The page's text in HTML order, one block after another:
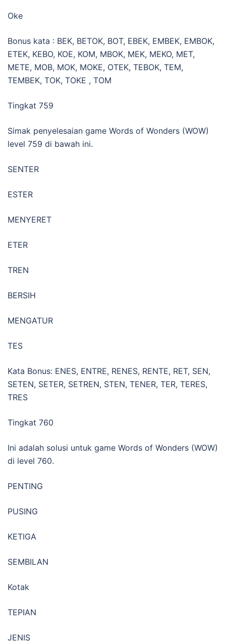
Oke
Bonus kata : BEK, BETOK, BOT, EBEK, EMBEK, EMBOK,
ETEK, KEBO, KOE, KOM, MBOK, MEK, MEKO, MET,
METE, MOB, MOK, MOKE, OTEK, TEBOK, TEM,
TEMBEK, TOK, TOKE , TOM
Tingkat 759
Simak penyelesaian game Words of Wonders (WOW)
level 759 di bawah ini.
SENTER
ESTER
MENYERET
ETER
TREN
BERSIH
MENGATUR
TES
Kata Bonus: ENES, ENTRE, RENES, RENTE, RET, SEN,
SETEN, SETER, SETREN, STEN, TENER, TER, TERES,
TRES
Tingkat 760
Ini adalah solusi untuk game Words of Wonders (WOW)
di level 760.
PENTING
PUSING
KETIGA
SEMBILAN
Kotak
TEPIAN
JENIS